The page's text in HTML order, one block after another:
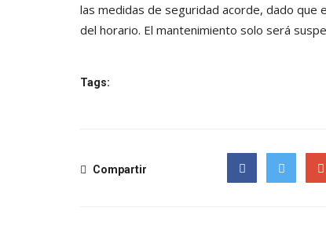
las medidas de seguridad acorde, dado
del horario. El mantenimiento solo será
Tags:
Compartir